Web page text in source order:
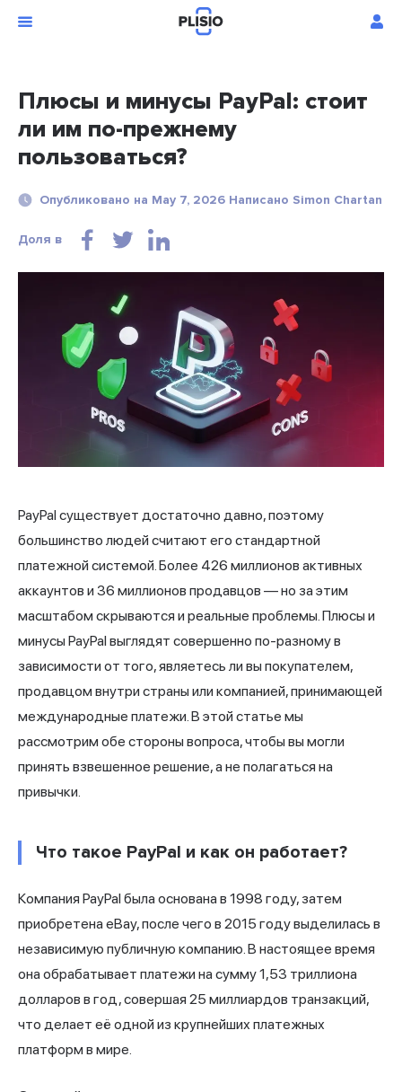
Плюсы и минусы PayPal: стоит
ли им по-прежнему
пользоваться?
Опубликовано на May 7, 2026 Написано Simon Chartan
Доля в
PayPal существует достаточно давно, поэтому
большинство людей считают его стандартной
платежной системой. Более 426 миллионов активных
аккаунтов и 36 миллионов продавцов — но за этим
масштабом скрываются и реальные проблемы. Плюсы и
минусы PayPal выглядят совершенно по-разному в
зависимости от того, являетесь ли вы покупателем,
продавцом внутри страны или компанией, принимающей
международные платежи. В этой статье мы
рассмотрим обе стороны вопроса, чтобы вы могли
принять взвешенное решение, а не полагаться на
привычки.
Что такое PayPal и как он работает?
Компания PayPal была основана в 1998 году, затем
приобретена eBay, после чего в 2015 году выделилась в
независимую публичную компанию. В настоящее время
она обрабатывает платежи на сумму 1,53 триллиона
долларов в год, совершая 25 миллиардов транзакций,
что делает её одной из крупнейших платежных
платформ в мире.